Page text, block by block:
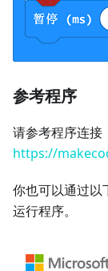
参考程序
请参考程序连接
https://
你也可以通过以
运行程序。